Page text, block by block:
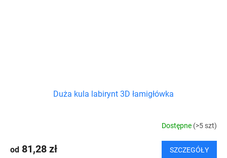
Duża kula labirynt 3D łamigłówka
Dostępne (>5 szt)
od 81,28 zł SZCZEGÓŁY